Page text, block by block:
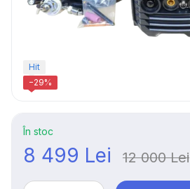
Hit
−29%
În stoc
8 499 Lei 12 000 Lei